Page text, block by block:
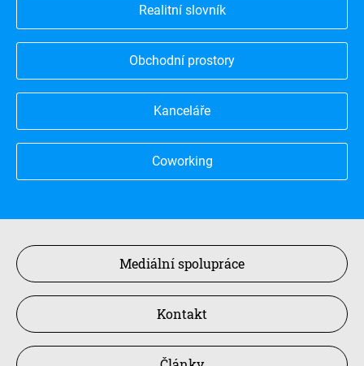
Realitní slovník
Obchodní prostory
Kanceláře
Coworking
Mediální spolupráce
Kontakt